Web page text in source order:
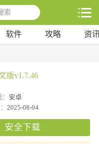
软件 攻略 资
版v1.7.46
安卓
2025-08-04
安全下载